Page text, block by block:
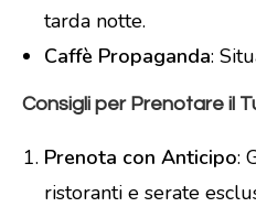
tarda notte.
Caffè Propaganda:
Consigli per Prenotare il
Prenota con Anticipo:
ristoranti e serate